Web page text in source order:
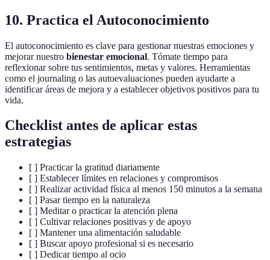
10. Practica el Autoconocimiento
El autoconocimiento es clave para gestionar nuestras emociones y
mejorar nuestro bienestar emocional. Tómate tiempo para
reflexionar sobre tus sentimientos, metas y valores. Herramientas
como el journaling o las autoevaluaciones pueden ayudarte a
identificar áreas de mejora y a establecer objetivos positivos para tu
vida.
Checklist antes de aplicar estas
estrategias
[ ] Practicar la gratitud diariamente
[ ] Establecer límites en relaciones y compromisos
[ ] Realizar actividad física al menos 150 minutos a la semana
[ ] Pasar tiempo en la naturaleza
[ ] Meditar o practicar la atención plena
[ ] Cultivar relaciones positivas y de apoyo
[ ] Mantener una alimentación saludable
[ ] Buscar apoyo profesional si es necesario
[ ] Dedicar tiempo al ocio